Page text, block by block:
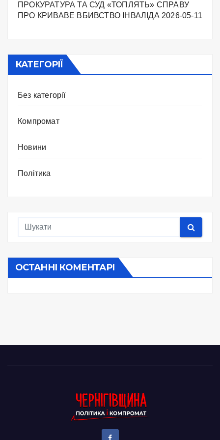
ПРОКУРАТУРА ТА СУД «ТОПЛЯТЬ» СПРАВУ
ПРО КРИВАВЕ ВБИВСТВО ІНВАЛІДА 2026-05-11
КАТЕГОРІЇ
Без категорії
Компромат
Новини
Політика
ОСТАННІ КОМЕНТАРІ